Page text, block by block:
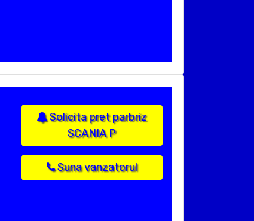
Solicita pret parbriz
SCANIA P
Suna vanzatorul